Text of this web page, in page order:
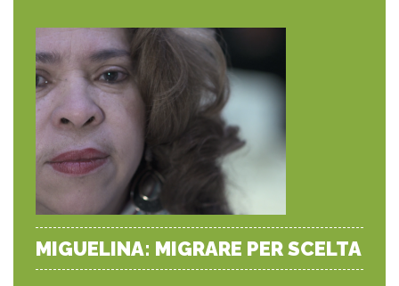
MIGUELINA: MIGRARE PER SCELTA